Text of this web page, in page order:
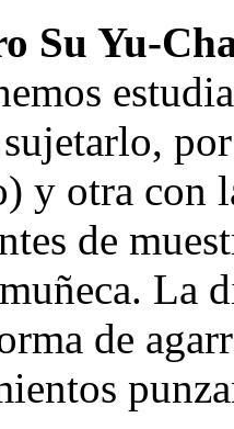
Su Yu-
y otra con
de
La
de